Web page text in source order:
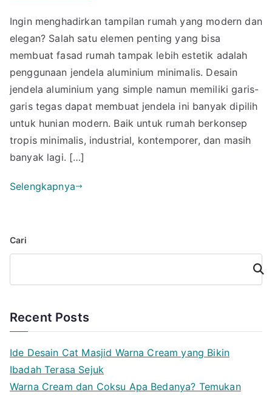
Ini
Model
Jendela
Aluminium
Minimalis
yang
Dicoba
Ingin menghadirkan tampilan rumah yang modern dan
elegan? Salah satu elemen penting yang bisa
membuat fasad rumah tampak lebih estetik adalah
penggunaan jendela aluminium minimalis. Desain
jendela aluminium yang simple namun memiliki garis-
garis tegas dapat membuat jendela ini banyak dipilih
untuk hunian modern. Baik untuk rumah berkonsep
tropis minimalis, industrial, kontemporer, dan masih
banyak lagi. […]
Selengkapnya
Cari
Cari
Recent Posts
Ide Desain Cat Masjid Warna Cream yang Bikin
Ibadah Terasa Sejuk
Warna Cream dan Coksu Apa Bedanya? Temukan